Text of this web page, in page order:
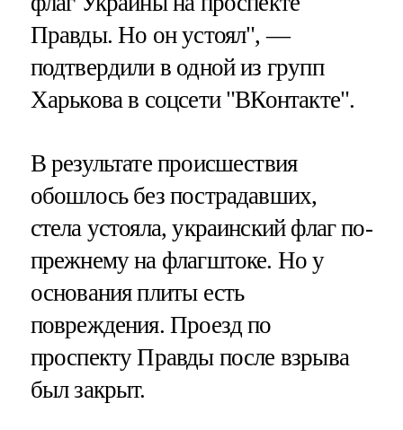
Правды. Но он устоял", —
подтвердили в одной из групп
Харькова в соцсети "ВКонтакте".
В результате происшествия
обошлось без пострадавших,
стела устояла, украинский флаг по-
прежнему на флагштоке. Но у
основания плиты есть
повреждения. Проезд по
проспекту Правды после взрыва
был закрыт.